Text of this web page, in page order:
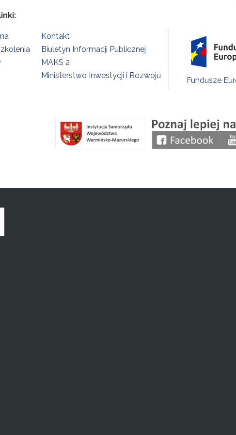
Kontakt
Biuletyn Informacji Publicznej
MAKS 2
Ministerstwo Inwestycji i Rozwoju
Fundusze